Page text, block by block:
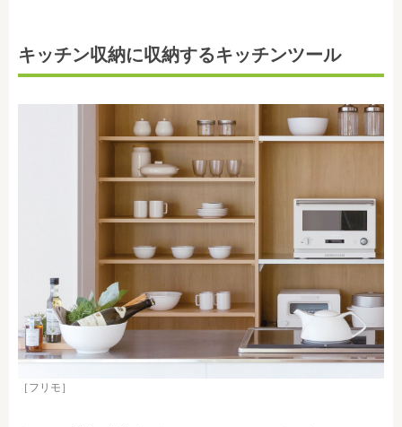
キッチン収納に収納するキッチンツール
［フリモ］